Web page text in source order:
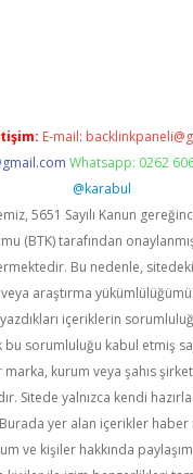
E-mail:
Whatsapp: 0262
@karabul
5651 Sayılı Kanun
(BTK) tarafından
Bu nedenle,
araştırma
içeriklerin
bu sorumluluğu kabul etmiş
kurum veya şahıs
Sitede yalnızca kendi
yer alan içerikler haber
ve kişiler hakkında